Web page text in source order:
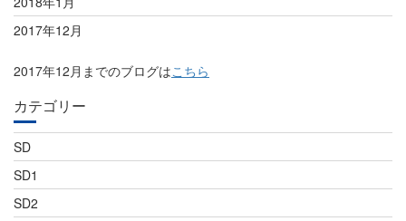
2017年12月
2017年12月までのブログはこちら
カテゴリー
SD
SD1
SD2